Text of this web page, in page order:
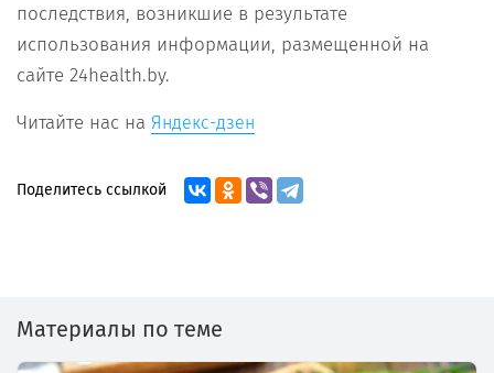
последствия, возникшие в результате
использования информации, размещенной на
сайте 24health.by.
Читайте нас на Яндекс-дзен
Поделитесь ссылкой
Материалы по теме